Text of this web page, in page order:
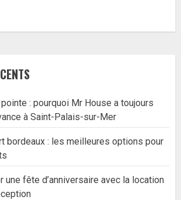
: pourquoi Mr House a toujours
à Saint-Palais-sur-Mer
bordeaux : les meilleures options pour
une fête d’anniversaire avec la location